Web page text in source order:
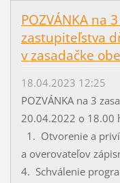
POZVÁNKA na
zastupiteľstva
v zasadačke
18.04.2023 12:25
POZVÁNKA na 3
20.04.2022 o 18.00
1. Otvorenie a
a overovateľov
4. Schválenie